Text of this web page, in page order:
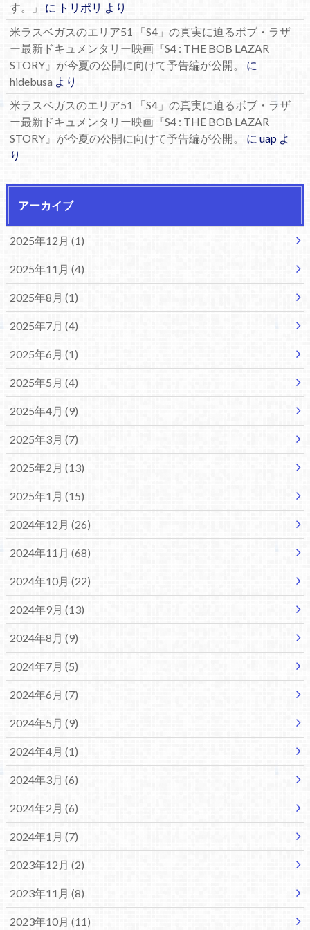
す。」
に トリポリ より
米ラスベガスのエリア51 「S4」の真実に迫るボブ・ラザ
ー最新ドキュメンタリー映画『S4 : THE BOB LAZAR
STORY』が今夏の公開に向けて予告編が公開。
に
hidebusaより
米ラスベガスのエリア51 「S4」の真実に迫るボブ・ラザ
ー最新ドキュメンタリー映画『S4 : THE BOB LAZAR
STORY』が今夏の公開に向けて予告編が公開。
に uapよ
り
アーカイブ
2025年12月 (1)
2025年11月 (4)
2025年8月 (1)
2025年7月 (4)
2025年6月 (1)
2025年5月 (4)
2025年4月 (9)
2025年3月 (7)
2025年2月 (13)
2025年1月 (15)
2024年12月 (26)
2024年11月 (68)
2024年10月 (22)
2024年9月 (13)
2024年8月 (9)
2024年7月 (5)
2024年6月 (7)
2024年5月 (9)
2024年4月 (1)
2024年3月 (6)
2024年2月 (6)
2024年1月 (7)
2023年12月 (2)
2023年11月 (8)
2023年10月 (11)